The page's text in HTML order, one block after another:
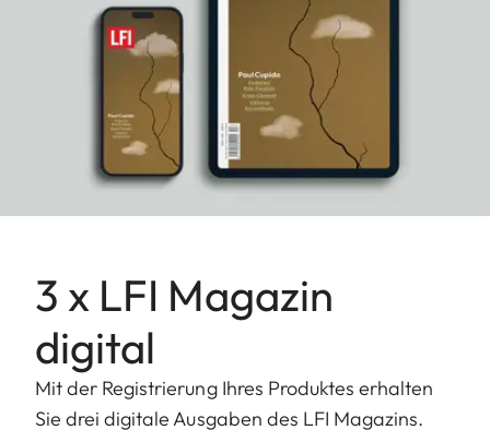
3 x LFI Magazin
digital
Mit der Registrierung Ihres Produktes erhalten
Sie drei digitale Ausgaben des LFI Magazins.